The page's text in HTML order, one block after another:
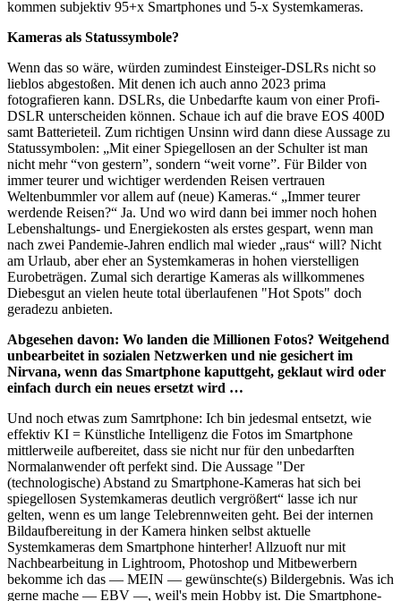
kommen subjektiv 95+x Smartphones und 5-x Systemkameras.
Kameras als Statussymbole?
Wenn das so wäre, würden zumindest Einsteiger-DSLRs nicht so
lieblos abgestoßen. Mit denen ich auch anno 2023 prima
fotografieren kann. DSLRs, die Unbedarfte kaum von einer Profi-
DSLR unterscheiden können. Schaue ich auf die brave EOS 400D
samt Batterieteil. Zum richtigen Unsinn wird dann diese Aussage zu
Statussymbolen: „Mit einer Spiegellosen an der Schulter ist man
nicht mehr “von gestern”, sondern “weit vorne”. Für Bilder von
immer teurer und wichtiger werdenden Reisen vertrauen
Weltenbummler vor allem auf (neue) Kameras.“ „Immer teurer
werdende Reisen?“ Ja. Und wo wird dann bei immer noch hohen
Lebenshaltungs- und Energiekosten als erstes gespart, wenn man
nach zwei Pandemie-Jahren endlich mal wieder „raus“ will? Nicht
am Urlaub, aber eher an Systemkameras in hohen vierstelligen
Eurobeträgen. Zumal sich derartige Kameras als willkommenes
Diebesgut an vielen heute total überlaufenen "Hot Spots" doch
geradezu anbieten.
Abgesehen davon: Wo landen die Millionen Fotos? Weitgehend
unbearbeitet in sozialen Netzwerken und nie gesichert im
Nirvana, wenn das Smartphone kaputtgeht, geklaut wird oder
einfach durch ein neues ersetzt wird …
Und noch etwas zum Samrtphone: Ich bin jedesmal entsetzt, wie
effektiv KI = Künstliche Intelligenz die Fotos im Smartphone
mittlerweile aufbereitet, dass sie nicht nur für den unbedarften
Normalanwender oft perfekt sind. Die Aussage "Der
(technologische) Abstand zu Smartphone-Kameras hat sich bei
spiegellosen Systemkameras deutlich vergrößert“ lasse ich nur
gelten, wenn es um lange Telebrennweiten geht. Bei der internen
Bildaufbereitung in der Kamera hinken selbst aktuelle
Systemkameras dem Smartphone hinterher! Allzuoft nur mit
Nachbearbeitung in Lightroom, Photoshop und Mitbewerbern
bekomme ich das — MEIN — gewünschte(s) Bildergebnis. Was ich
gerne mache — EBV —, weil's mein Hobby ist. Die Smartphone-